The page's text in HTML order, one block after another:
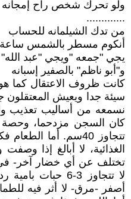
ولو تحرك شخص راح إمجانه
.............
من تدك الشيلمانه للحساب
أنكوم مسطر بالشمس
يجي "جمعه "ويجي "عبد
و"أبو ناظم" بالصفير إسبانه
كانت ظروف الاعتقال كما
سيئة جدا ويعيش المعتقلون
نسمعه من أساليب تعذيب
كان السجن مزدحما، وحصة
تتجاوز 40سم. أما
الغذائية، لا أبالغ إذا
تختلف عن أي خضار آخر- في
لا تتجاوز 3-6
أصفر -مرق- لا أثر فيه